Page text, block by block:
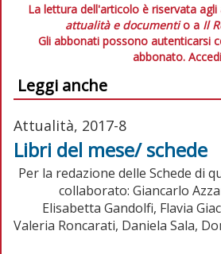
La lettura dell'articolo è riservata
attualità e documentio a Il
Gli abbonati possono autenticarsi
abbonato.
Leggi anche
Attualità, 2017-8
Libri del mese/ schede
Per la redazione delle Schede di
collaborato: Giancarlo
Elisabetta Gandolfi, Flavia
Valeria Roncarati, Daniela Sala,